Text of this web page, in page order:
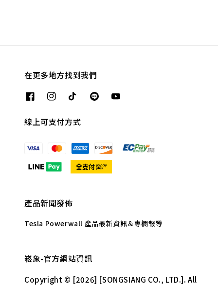
在更多地方找到我們
線上可支付方式
產品新聞發佈
Tesla Powerwall 產品最新資訊＆專欄報導
崧象-官方網站資訊
Copyright © [2026] [SONGSIANG CO., LTD.]. All